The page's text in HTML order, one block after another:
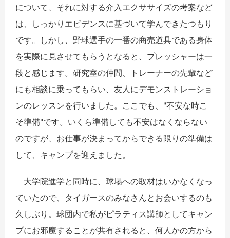
について、それに対する介入エクササイズの考案など
は、しっかりエビデンスに基づいて学んできたつもり
です。しかし、野球選手の一番の商売道具である身体
を実際に見させてもらうとなると、プレッシャーは一
段と感じます。研究室の仲間、トレーナーの先輩など
にも相談に乗ってもらい、友人にデモンストレーショ
ンのレッスンを行いました。ここでも、"不安な時こ
そ準備"です。いくら準備しても不安はなくならない
のですが、お仕事が決まってからできる限りの準備は
して、キャンプを迎えました。
大学院進学と同時に、球場への取材はいかなくなっ
ていたので、タイガースのみなさんとお会いするのも
久しぶり。球団内で私がピラティス講師としてキャン
プにお邪魔することが共有されると、何人かの方から